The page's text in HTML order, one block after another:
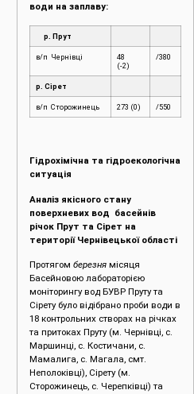
води на заплаву:
р. Прут
в/п Чернівці
48
(-2)
/380
р. Сірет
в/п Сторожинець 273 (0) /550
Гідрохімічна та гідроекологічна
ситуація
Аналіз якісного стану
поверхневих вод басейнів
річок Прут та Сірет на
території Чернівецької області
Протягом березня місяця
Басейновою лабораторією
моніторингу вод БУВР Пруту та
Сірету було відібрано проби води в
18 контрольних створах на річках
та притоках Пруту (м. Чернівці, c.
Маршинці, с. Костичани, с.
Мамалига, с. Магала, смт.
Неполоківці), Сірету (м.
Сторожинець, с. Черепківці) та